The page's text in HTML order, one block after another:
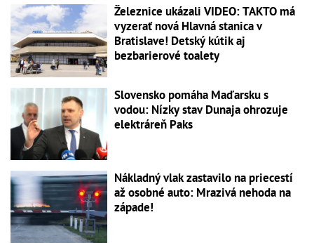
Železnice ukázali VIDEO: TAKTO má
vyzerať nová Hlavná stanica v
Bratislave! Detský kútik aj
bezbarierové toalety
Slovensko pomáha Maďarsku s
vodou: Nízky stav Dunaja ohrozuje
elektráreň Paks
Nákladný vlak zastavilo na priecestí
až osobné auto: Mrazivá nehoda na
západe!